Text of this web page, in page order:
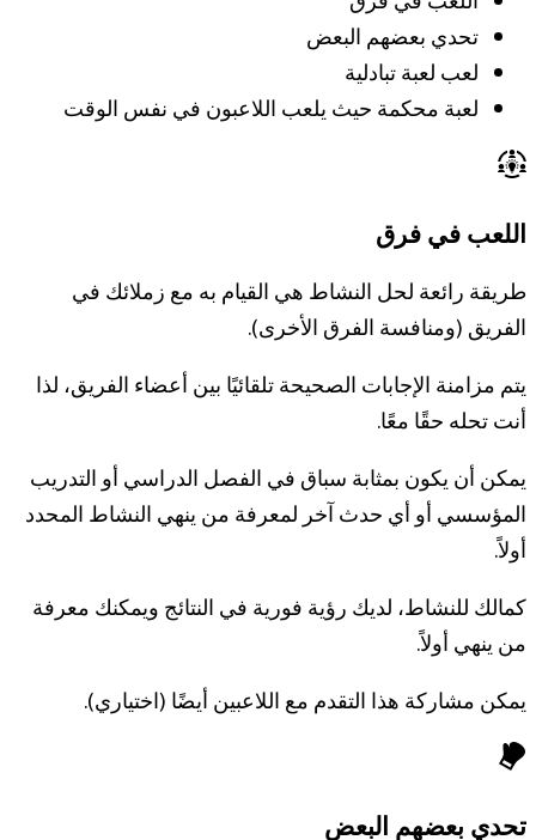
تحدي بعضهم البعض
لعب لعبة تبادلية
لعبة محكمة حيث يلعب اللاعبون في نفس الوقت
اللعب في فرق
طريقة رائعة لحل النشاط هي القيام به مع زملائك في
الفريق (ومنافسة الفرق الأخرى).
يتم مزامنة الإجابات الصحيحة تلقائيًا بين أعضاء الفريق، لذا
أنت تحله حقًا معًا.
يمكن أن يكون بمثابة سباق في الفصل الدراسي أو التدريب
المؤسسي أو أي حدث آخر لمعرفة من ينهي النشاط المحدد
أولاً.
كمالك للنشاط، لديك رؤية فورية في النتائج ويمكنك معرفة
من ينهي أولاً.
يمكن مشاركة هذا التقدم مع اللاعبين أيضًا (اختياري).
تحدي بعضهم البعض